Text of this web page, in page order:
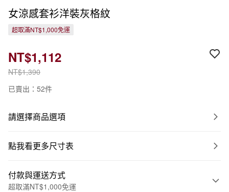
女涼感套衫洋裝灰格紋
超取滿NT$1,000免運
NT$1,390
NT$1,112
已賣出：52件
請選擇商品選項
點我看更多尺寸表
付款與運送方式
超取滿NT$1,000免運